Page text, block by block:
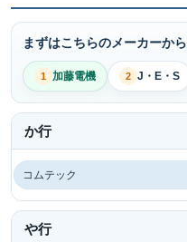
まずはこちらのメーカーから
1 加藤電機 2 J・E・S
か行
コムテック
や行